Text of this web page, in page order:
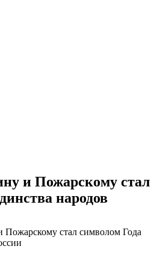
и Пожарскому стал
народов
стал символом Года